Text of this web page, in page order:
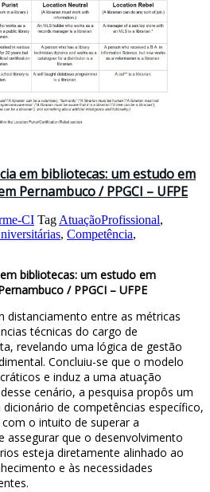
em bibliotecas: um estudo em
Pernambuco / PPGCI – UFPE
CI TagAtuaçãoProfissional,
, Competência,
bibliotecas: um estudo em
/ PPGCI – UFPE
distanciamento entre as métricas
técnicas do cargo de
revelando uma lógica de gestão
Concluiu-se que o modelo
e induz a uma atuação
cenário, a pesquisa propôs um
de competências específico,
o intuito de superar a
assegurar que o desenvolvimento
esteja diretamente alinhado ao
e às necessidades